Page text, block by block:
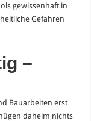
gewissenhaft in
Gefahren
–
Bauarbeiten erst
daheim nichts